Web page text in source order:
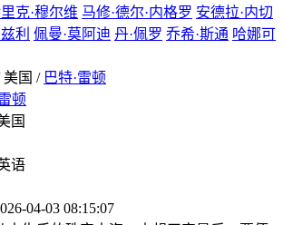
克·穆尔维 马修·德尔·内格罗 安德拉·内切
利 佩曼·莫阿迪 丹·佩罗 乔希·斯通 哈娜可
美国 / 巴特·雷顿
顿
国
语
04-03 08:15:07